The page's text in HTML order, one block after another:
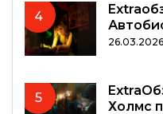
4
26.03.2026
5
Холмс